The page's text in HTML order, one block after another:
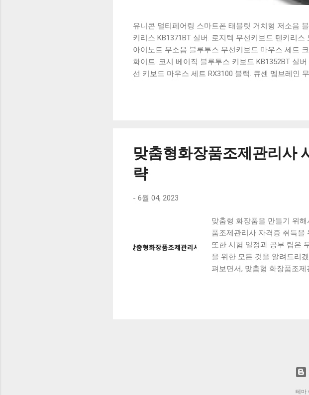
유니콘 멀티페어링 스마트폰 태블릿 거치형 저소음
키리스 KB1371BT 실버. 로지텍 무선키보드 텐키리
아이노트 무소음 블루투스 무선키보드 마우스 세트
화이트. 코시 베이직 블루투스 키보드 KB1352BT 실
선 키보드 마우스 세트 RX3100 블랙. 큐센 멤브레인
상품 하나를 사더라도 종류도 많고, 가격도 다양해
맞춤형화장품조제관리사
략
- 6월 04, 2023
맞춤형 화장품을 만들기 위
품조제관리사 자격증 취득을
또한 시험 일정과 공부 팁은
을 위한 모든 것을 알려드리
펴보면서, 맞춤형 화장품조
이를 위해서는 맞춤형 화장
과 피부 질환 등에 대한 이론
습을 진행한다. 맞춤형 화장
테마